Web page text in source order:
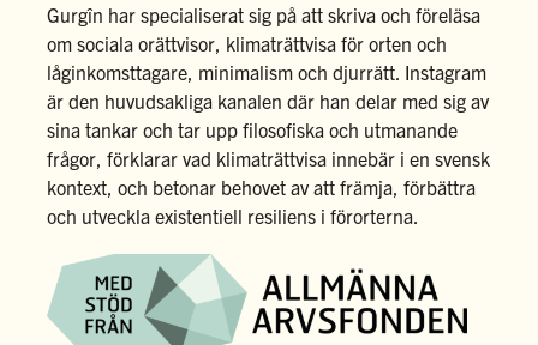
Gurgîn har specialiserat sig på att skriva och föreläsa
om sociala orättvisor, klimaträttvisa för orten och
låginkomsttagare, minimalism och djurrätt. Instagram
är den huvudsakliga kanalen där han delar med sig av
sina tankar och tar upp filosofiska och utmanande
frågor, förklarar vad klimaträttvisa innebär i en svensk
kontext, och betonar behovet av att främja, förbättra
och utveckla existentiell resiliens i förorterna.